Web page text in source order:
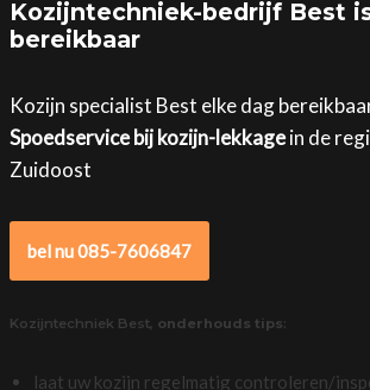
Kozijntechniek-bedrijf Best
bereikbaar
Kozijn specialist Best elke dag
Spoedservice bij kozijn-lekkagein de
Zuidoost
bel nu 085-7606847
Kozijntechniek Best, onderhouds tips:
laat uw kozijn regelmatig controleren/